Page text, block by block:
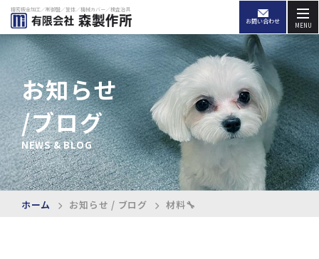
精密板金加工／制御盤／筐体／機械カバー／検査治具
お問い合わせ
MENU
お知らせ
/ブログ
NEWS & BLOG
ホーム お知らせ / ブログ 材料🔧